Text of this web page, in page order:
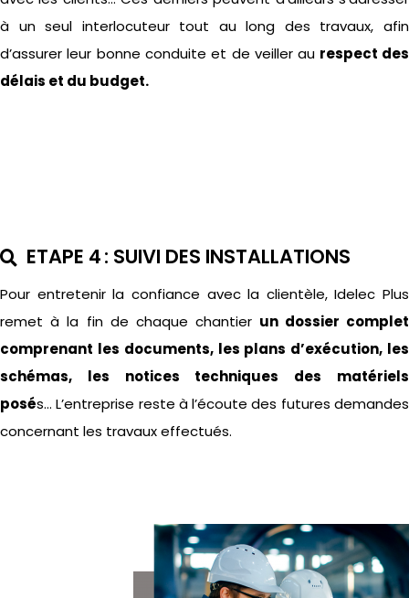
à un seul interlocuteur tout au long des travaux, afin
d’assurer leur bonne conduite et de veiller au respect des
délais et du budget.
ETAPE 4 : SUIVI DES INSTALLATIONS
Pour entretenir la confiance avec la clientèle,Idelec Plus
remet à la fin de chaque chantier un dossier complet
comprenant les documents, les plans d’exécution, les
schémas, les notices techniques des matériels
posés… L’entreprise reste à l’écoute des futures demandes
concernant les travaux effectués.